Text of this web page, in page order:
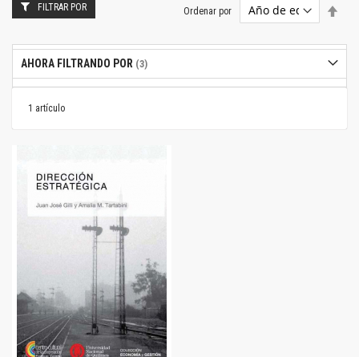
1 artículo
Ordenar por
FILTRAR POR
AHORA FILTRANDO POR